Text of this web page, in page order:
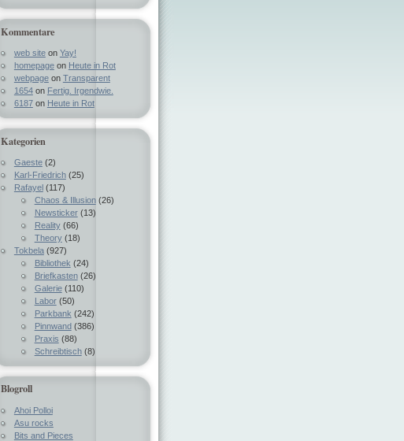
Kommentare
web siteon Yay!
homepageon Heute in Rot
webpageon Transparent
1654on Fertig. Irgendwie.
6187on Heute in Rot
Kategorien
Gaeste(2)
Karl-Friedrich(25)
Rafayel(117)
Chaos & Illusion(26)
Newsticker(13)
Reality(66)
Theory(18)
Tokbela(927)
Bibliothek (24)
Briefkasten(26)
Galerie(110)
Labor(50)
Parkbank (242)
Pinnwand(386)
Praxis (88)
Schreibtisch(8)
Blogroll
Ahoi Polloi
Asu rocks
Bits and Pieces